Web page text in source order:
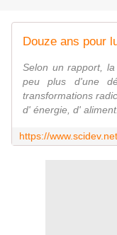
Selon un rapport,
peu plus d'une
transformations
d' énergie, d'